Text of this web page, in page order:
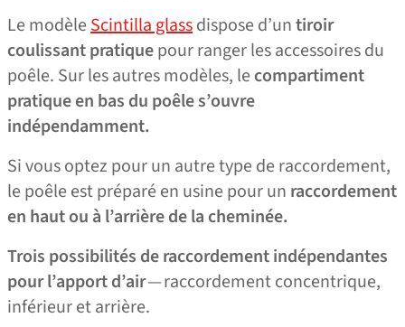
Le modèleScintilla glassdispose d’untiroir
coulissant pratiquepour ranger les accessoires du
poêle. Sur les autres modèles, le compartiment
pratique en bas du poêle s’ouvre
indépendamment.
Si vous optez pour un autre type de raccordement,
le poêle est préparé en usine pour un raccordement
en haut ou à l’arrière de la cheminée.
Trois possibilités de raccordement indépendantes
pour l’apport d’air— raccordement concentrique,
inférieur et arrière.